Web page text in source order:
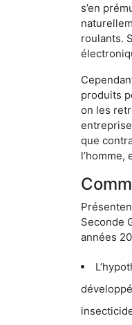
s’en
roulants.
produits
on les
que
Seconde
années
développé
insecticides